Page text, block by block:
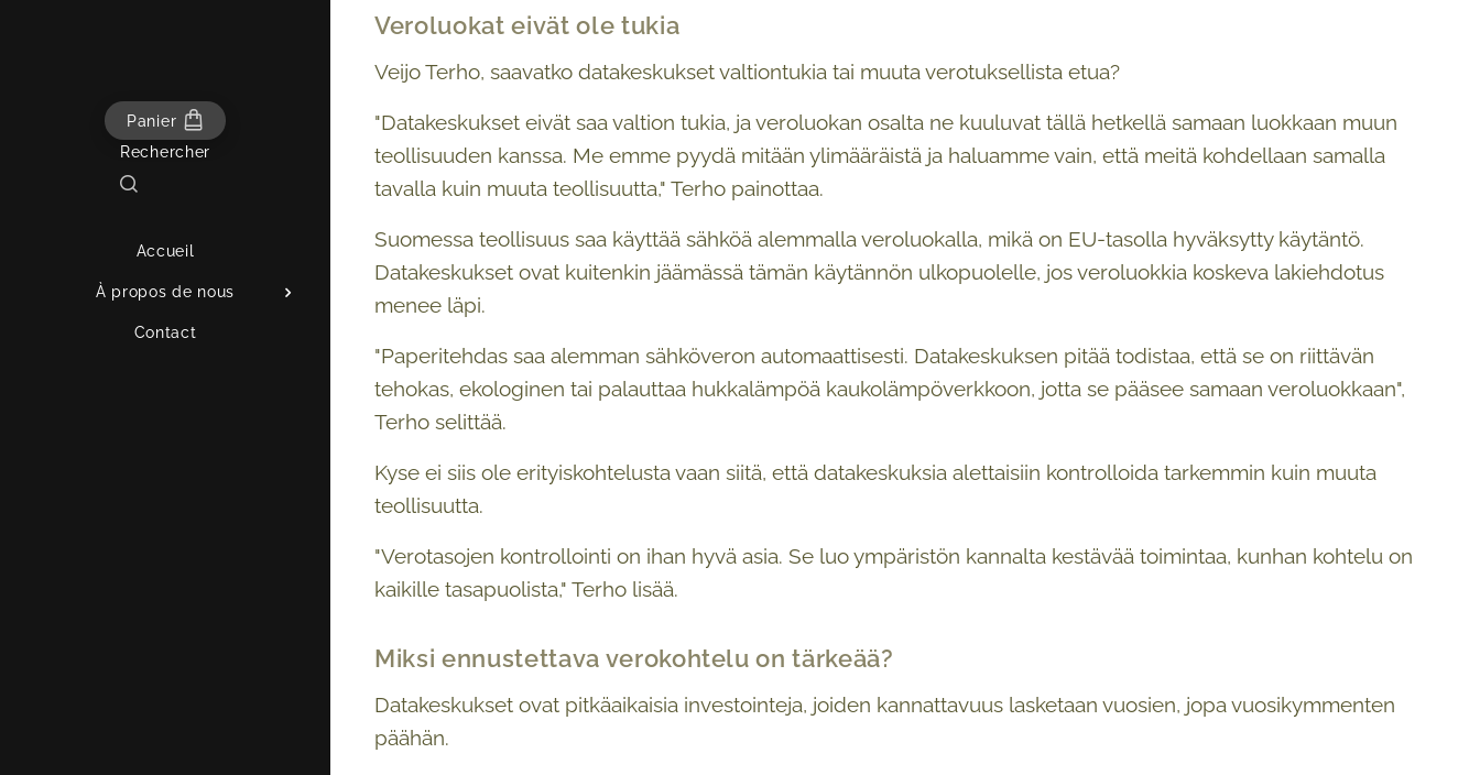
Panier
Rechercher
Accueil
À propos de nous
Contact
Veroluokat eivät ole tukia
Veijo Terho, saavatko datakeskukset valtiontukia tai muuta verotuksellista etua?
"Datakeskukset eivät saa valtion tukia, ja veroluokan osalta ne kuuluvat tällä hetkellä samaan luokkaan muun
teollisuuden kanssa. Me emme pyydä mitään ylimääräistä ja haluamme vain, että meitä kohdellaan samalla
tavalla kuin muuta teollisuutta," Terho painottaa.
Suomessa teollisuus saa käyttää sähköä alemmalla veroluokalla, mikä on EU-tasolla hyväksytty käytäntö.
Datakeskukset ovat kuitenkin jäämässä tämän käytännön ulkopuolelle, jos veroluokkia koskeva lakiehdotus
menee läpi.
"Paperitehdas saa alemman sähköveron automaattisesti. Datakeskuksen pitää todistaa, että se on riittävän
tehokas, ekologinen tai palauttaa hukkalämpöä kaukolämpöverkkoon, jotta se pääsee samaan veroluokkaan",
Terho selittää.
Kyse ei siis ole erityiskohtelusta vaan siitä, että datakeskuksia alettaisiin kontrolloida tarkemmin kuin muuta
teollisuutta.
"Verotasojen kontrollointi on ihan hyvä asia. Se luo ympäristön kannalta kestävää toimintaa, kunhan kohtelu on
kaikille tasapuolista," Terho lisää.
Miksi ennustettava verokohtelu on tärkeää?
Datakeskukset ovat pitkäaikaisia investointeja, joiden kannattavuus lasketaan vuosien, jopa vuosikymmenten
päähän.